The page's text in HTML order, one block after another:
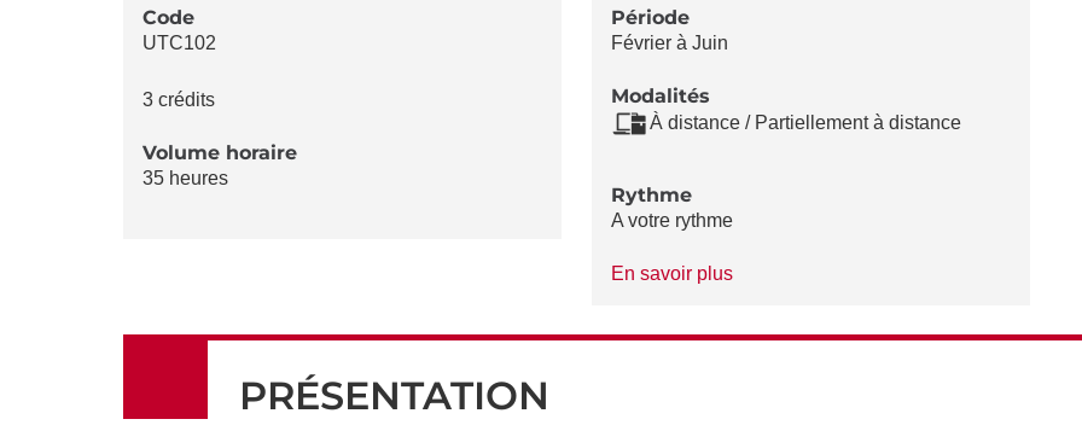
LA
Code
UTC102
3 crédits
Volume horaire
35 heures
Période
Février à Juin
Modalités
À distance / Partiellement à distance
Rythme
A votre rythme
En savoir plusà
Rythme
PRÉSENTATION